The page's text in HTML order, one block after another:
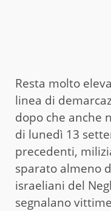
Resta molto
linea di
dopo che anche
di lunedì 13
precedenti,
sparato almeno
israeliani del
segnalano